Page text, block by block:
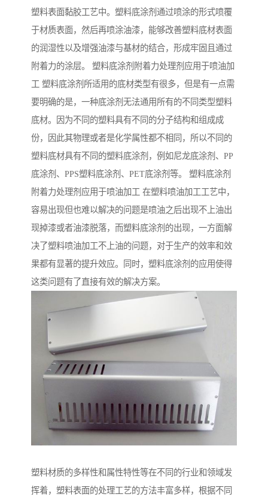
塑料表面黏胶工艺中。塑料底涂剂通过喷涂的形式喷覆
于材质表面，然后再喷涂油漆，能够改善塑料底材表面
的润湿性以及增强油漆与基材的结合，形成牢固且通过
附着力的涂层。 塑料底涂剂附着力处理剂应用于喷油加
工 塑料底涂剂所适用的底材类型有很多，但是有一点需
要明确的是，一种底涂剂无法通用所有的不同类型塑料
底材。因为不同的塑料具有不同的分子结构和组成成
份，因此其物理或者是化学属性都不相同，所以不同的
塑料底材具有不同的塑料底涂剂，例如尼龙底涂剂、PP
底涂剂、PPS塑料底涂剂、PET底涂剂等。 塑料底涂剂
附着力处理剂应用于喷油加工 在塑料喷油加工工艺中，
容易出现但也难以解决的问题是喷油之后出现不上油出
现掉漆或者油漆脱落，而塑料底涂剂的出现，一方面解
决了塑料喷油加工不上油的问题，对于生产的效率和效
果都有显著的提升效应。同时，塑料底涂剂的应用使得
这类问题有了直接有效的解决方案。
塑料材质的多样性和属性特性等在不同的行业和领域发
挥着，塑料表面的处理工艺的方法丰富多样，根据不同